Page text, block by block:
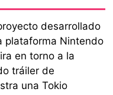
desarrollado
plataforma Nintendo
en torno a la
tráiler de
una Tokio